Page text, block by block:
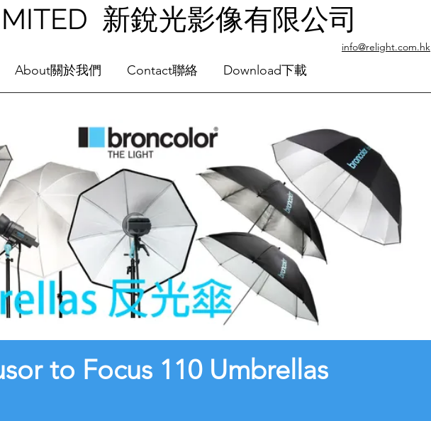
新銳光影像有限公司
info@relight.com.hk
About關於我們 Contact聯絡 Download下載
to Focus 110 Umbrellas